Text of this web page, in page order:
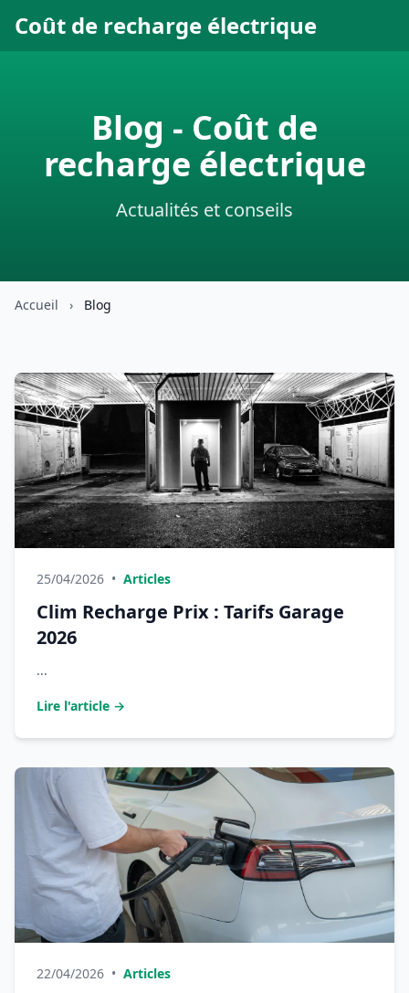
Coût de recharge électrique
Blog - Coût de
recharge électrique
Actualités et conseils
Accueil › Blog
25/04/2026 • Articles
Clim Recharge Prix : Tarifs Garage
2026
...
Lire l'article →
22/04/2026 • Articles